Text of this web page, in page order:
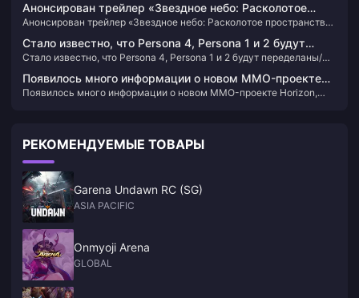
Благодаря огромным инвестициям в размере 15 миллионов
долларов в глобальную киберспортивную сцену 2024 год
обещает стать знаковым для игры. Независимо от того,
являетесь ли вы опытным игроком или новичком на арене, в
предстоящих событиях каждый найдет что-то для себя​
Анонсирован трейлер «Звездное небо: Расколотое
пространство» и основной контент июньского
обновления
Анонсирован трейлер «Звездное небо: Расколотое пространство»
Стало известно, что Persona 4, Persona 1 и 2 будут
переделаны/обновлены.
Стало известно, что Persona 4, Persona 1 и 2 будут переделаны/
Появилось много информации о новом MMO-проекте
Horizon, разрабатываемом NCSoft.
Появилось много информации о новом MMO-проекте Horizon,
РЕКОМЕНДУЕМЫЕ ТОВАРЫ
Garena Undawn RC (SG)
ASIA PACIFIC
Onmyoji Arena
GLOBAL